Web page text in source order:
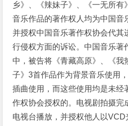
乡》、《辣妹子》、《一无所有
音乐作品的著作权人均为中国音
并授权中国音乐著作权协会代其
行侵权方面的诉讼。中国音乐著
中，被告将《青藏高原》、《我
子》3首作品作为背景音乐使用
插曲使用，而这些使用均是未经
作权协会授权的。电视剧拍摄完
电视台播放，并授权他人以VCD